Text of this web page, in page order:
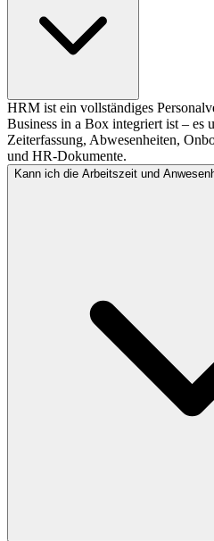
HRM ist ein vollständiges
Business in a Box integriert ist – es
Zeiterfassung, Abwesenheiten,
und HR-Dokumente.
Kann ich die Arbeitszeit und